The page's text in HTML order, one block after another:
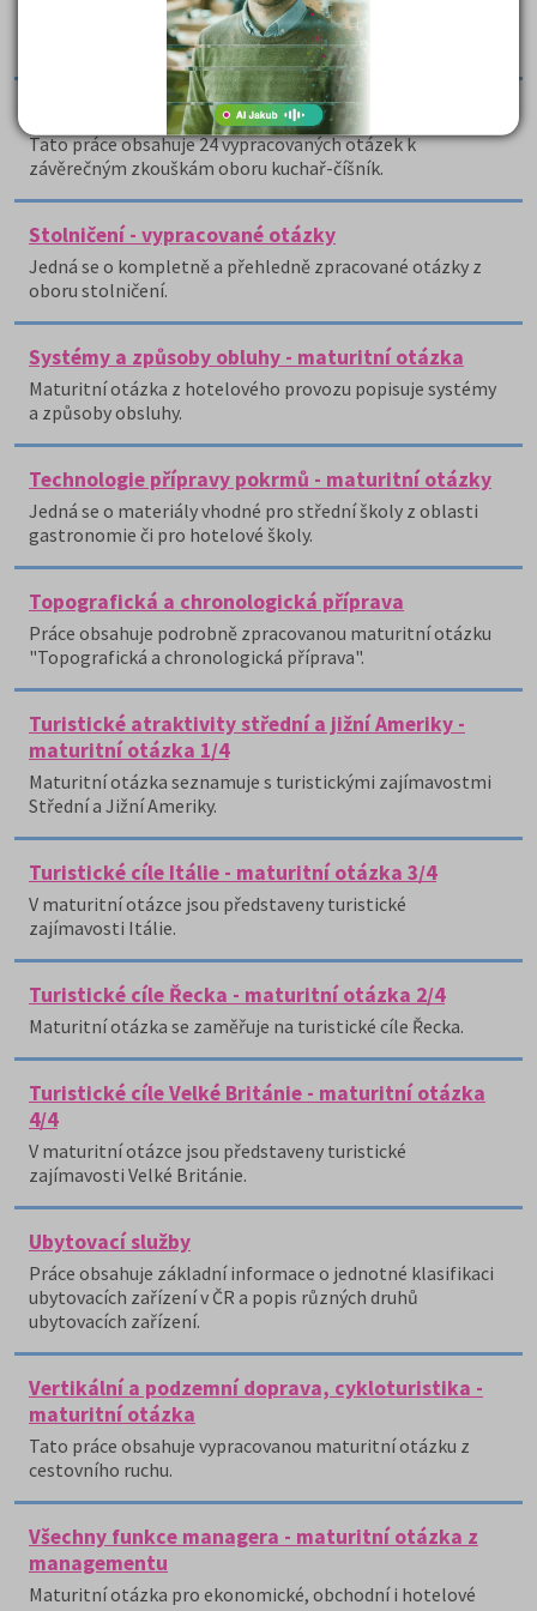
Základy o stolničení vhodné pro střední Hotelové školy či
výuční obory v zaměření gastronomie.
Stolničení - otázky k závěrečným zkouškám
Tato práce obsahuje 24 vypracovaných otázek k
závěrečným zkouškám oboru kuchař-číšník.
Stolničení - vypracované otázky
Jedná se o kompletně a přehledně zpracované otázky z
oboru stolničení.
Systémy a způsoby obluhy - maturitní otázka
Maturitní otázka z hotelového provozu popisuje systémy
a způsoby obsluhy.
Technologie přípravy pokrmů - maturitní otázky
Jedná se o materiály vhodné pro střední školy z oblasti
gastronomie či pro hotelové školy.
Topografická a chronologická příprava
Práce obsahuje podrobně zpracovanou maturitní otázku
"Topografická a chronologická příprava".
Turistické atraktivity střední a jižní Ameriky -
maturitní otázka 1/4
Maturitní otázka seznamuje s turistickými zajímavostmi
Střední a Jižní Ameriky.
Turistické cíle Itálie - maturitní otázka 3/4
V maturitní otázce jsou představeny turistické
zajímavosti Itálie.
Turistické cíle Řecka - maturitní otázka 2/4
Maturitní otázka se zaměřuje na turistické cíle Řecka.
Turistické cíle Velké Británie - maturitní otázka
4/4
V maturitní otázce jsou představeny turistické
zajímavosti Velké Británie.
Ubytovací služby
Práce obsahuje základní informace o jednotné klasifikaci
ubytovacích zařízení v ČR a popis různých druhů
ubytovacích zařízení.
Vertikální a podzemní doprava, cykloturistika -
maturitní otázka
Tato práce obsahuje vypracovanou maturitní otázku z
cestovního ruchu.
Všechny funkce managera - maturitní otázka z
managementu
Maturitní otázka pro ekonomické, obchodní i hotelové